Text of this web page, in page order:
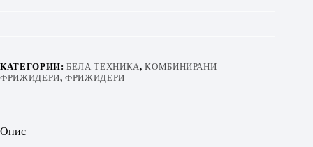
КАТЕГОРИИ:БЕЛА ТЕХНИКА,КОМБИНИРАНИ
ФРИЖИДЕРИ,ФРИЖИДЕРИ
Опис